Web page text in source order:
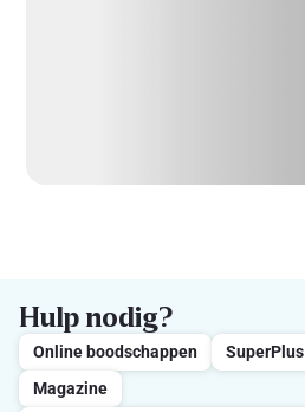
Hulp nodig?
Online boodschappen SuperPlus
Magazine